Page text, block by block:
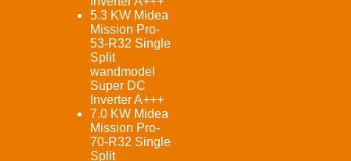
5.3 KW Midea
Mission Pro-
53-R32 Single
Split
wandmodel
Super DC
Inverter A+++
7.0 KW Midea
Mission Pro-
70-R32 Single
Split